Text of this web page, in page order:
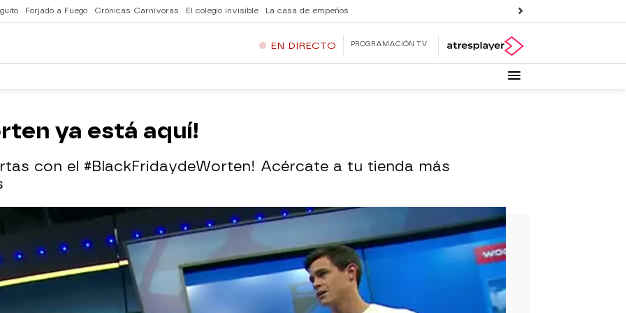
Forjado a Fuego Crónicas Carnívoras El colegio invisible La casa de empeños
EN DIRECTO PROGRAMACIÓN TV
ya está aquí!
con el #BlackFridaydeWorten! Acércate a tu tienda más